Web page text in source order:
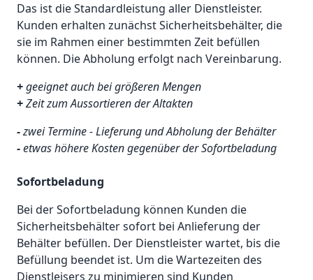
Das ist die Standardleistung aller Dienstleister.
Kunden erhalten zunächst Sicherheitsbehälter, die
sie im Rahmen einer bestimmten Zeit befüllen
können. Die Abholung erfolgt nach Vereinbarung.
+geeignet auch bei größeren Mengen
+Zeit zum Aussortieren der Altakten
-zwei Termine - Lieferung und Abholung der Behälter
-etwas höhere Kosten gegenüber der Sofortbeladung
Sofortbeladung
Bei der Sofortbeladung können Kunden die
Sicherheitsbehälter sofort bei Anlieferung der
Behälter befüllen. Der Dienstleister wartet, bis die
Befüllung beendet ist. Um die Wartezeiten des
Dienstleisers zu minimieren sind Kunden